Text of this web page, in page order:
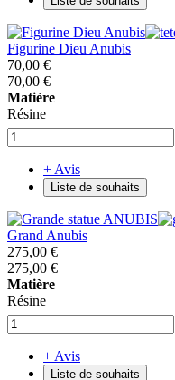
Figurine Dieu Anubis
70,00 €
70,00 €
Matière
Résine
+ Avis
Liste de souhaits
Grand Anubis
275,00 €
275,00 €
Matière
Résine
+ Avis
Liste de souhaits